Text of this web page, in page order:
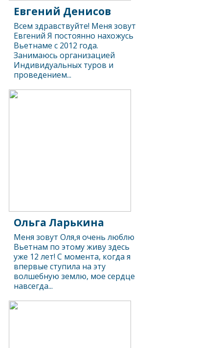
Евгений Денисов
Всем здравствуйте! Меня зовут
Евгений Я постоянно нахожусь
Вьетнаме с 2012 года.
Занимаюсь организацией
Индивидуальных туров и
проведением...
Ольга Ларькина
Меня зовут Оля,я очень люблю
Вьетнам по этому живу здесь
уже 12 лет! С момента, когда я
впервые ступила на эту
волшебную землю, мое сердце
навсегда...